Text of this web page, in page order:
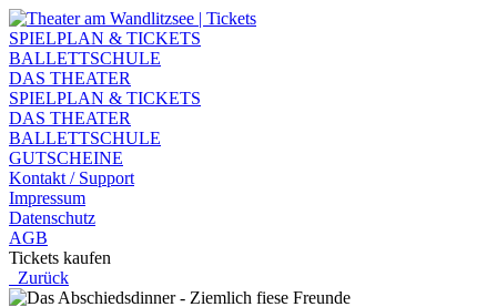
SPIELPLAN & TICKETS
BALLETTSCHULE
DAS THEATER
SPIELPLAN & TICKETS
DAS THEATER
BALLETTSCHULE
GUTSCHEINE
Kontakt / Support
Impressum
Datenschutz
AGB
Tickets kaufen
Zurück